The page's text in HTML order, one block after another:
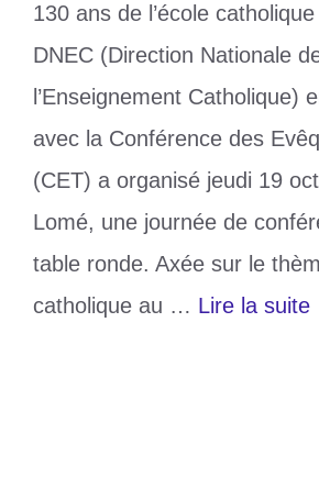
130 ans de l’école
DNEC (Direction Nationale
l’Enseignement Catholique)
avec la Conférence des
(CET) a organisé jeudi 19
Lomé, une journée de
table ronde. Axée sur le
catholique au … Lire la suite